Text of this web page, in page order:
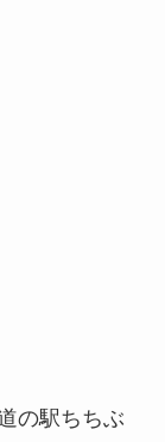
の駅ちちぶ